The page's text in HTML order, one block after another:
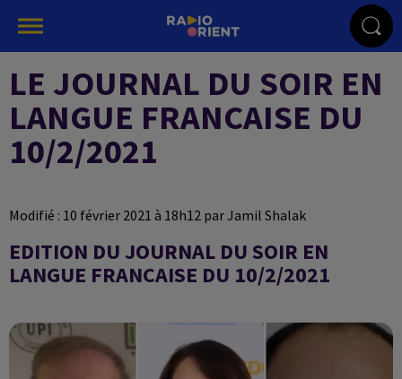
LE JOURNAL DU SOIR EN
LANGUE FRANCAISE DU
10/2/2021
Modifié : 10 février 2021 à 18h12 par Jamil Shalak
EDITION DU JOURNAL DU SOIR EN
LANGUE FRANCAISE DU 10/2/2021